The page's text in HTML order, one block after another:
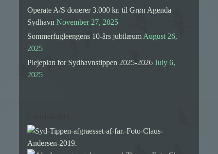
Operate A/S donerer 3.000 kr. til Grøn Agenda
Sydhavn November 27, 2025
Sommerfugleengens 10-års jubilæum August 26,
2025
Plejeplan for Sydhavnstippen 2025-2026 July 6,
2025